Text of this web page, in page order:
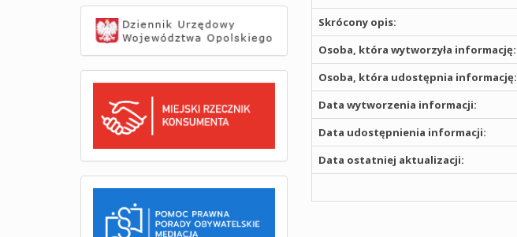
Skrócony opis:
Osoba, która wytworzyła informację:
Osoba, która udostępnia informację:
Data wytworzenia informacji:
Data udostępnienia informacji:
Data ostatniej aktualizacji: